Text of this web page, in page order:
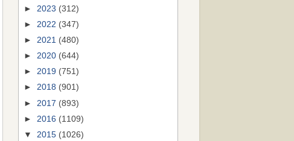
► 2023 (312)
► 2022 (347)
► 2021 (480)
► 2020 (644)
► 2019 (751)
► 2018 (901)
► 2017 (893)
► 2016 (1109)
▼ 2015 (1026)